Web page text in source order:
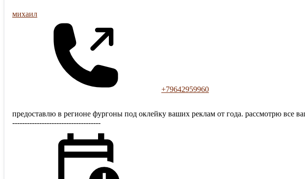
михаил
+79642959960
предоставлю в регионе фургоны под оклейку ваших реклам от года. рассмотрю
------------------------------------